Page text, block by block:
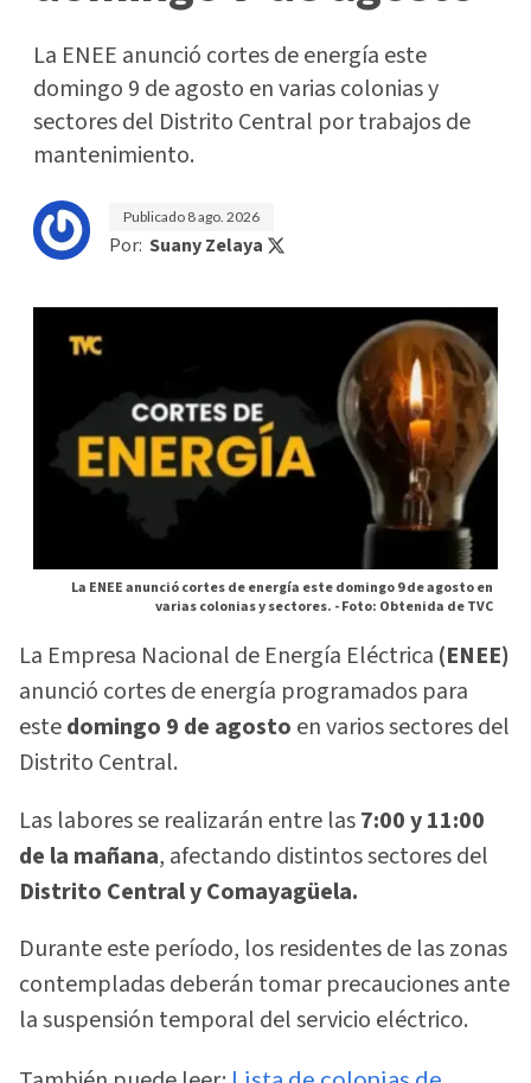
La ENEE anunció cortes de energía este
domingo 9 de agosto en varias colonias y
sectores del Distrito Central por trabajos de
mantenimiento.
Publicado 8 ago. 2026
Por: Suany Zelaya
La ENEE anunció cortes de energía este domingo 9 de agosto en
varias colonias y sectores. -Foto: Obtenida de TVC
La Empresa Nacional de Energía Eléctrica (ENEE)
anunció cortes de energía programados para
estedomingo 9 de agosto en varios sectores del
Distrito Central.
Las labores se realizarán entre las7:00 y 11:00
de la mañana, afectando distintos sectores del
Distrito Central y Comayagüela.
Durante este período, los residentes de las zonas
contempladas deberán tomar precauciones ante
la suspensión temporal del servicio eléctrico.